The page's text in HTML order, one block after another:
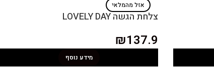
אזל מהמלאי
צלחת הגשה LOVELY DAY
₪137.9
מידע נוסף